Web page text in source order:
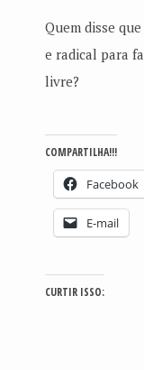
Quem disse
e radical para
livre?
COMPARTILHA!!!
Facebook
E-mail
CURTIR ISSO: